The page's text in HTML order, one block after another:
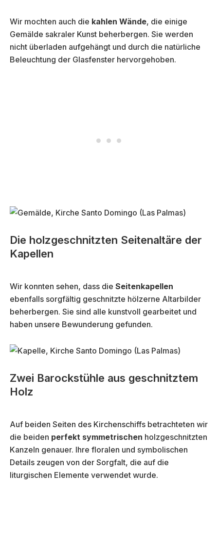
Wir mochten auch die kahlen Wände, die einige
Gemälde sakraler Kunst beherbergen. Sie werden
nicht überladen aufgehängt und durch die natürliche
Beleuchtung der Glasfenster hervorgehoben.
Die holzgeschnitzten Seitenaltäre der
Kapellen
Wir konnten sehen, dass die Seitenkapellen
ebenfalls sorgfältig geschnitzte hölzerne Altarbilder
beherbergen. Sie sind alle kunstvoll gearbeitet und
haben unsere Bewunderung gefunden.
Zwei Barockstühle aus geschnitztem
Holz
Auf beiden Seiten des Kirchenschiffs betrachteten wir
die beiden perfekt symmetrischen holzgeschnitzten
Kanzeln genauer. Ihre floralen und symbolischen
Details zeugen von der Sorgfalt, die auf die
liturgischen Elemente verwendet wurde.